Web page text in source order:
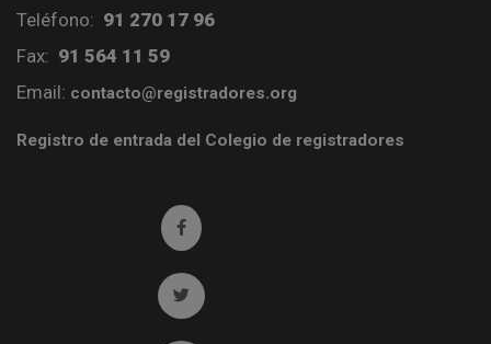
Teléfono: 91 270 17 96
Fax: 91 564 11 59
Email: contacto@registradores.org
Registro de entrada del Colegio de registradores
Ir a facebook (abre en ventana nueva)
Ir a twitter (abre en ventana nueva)